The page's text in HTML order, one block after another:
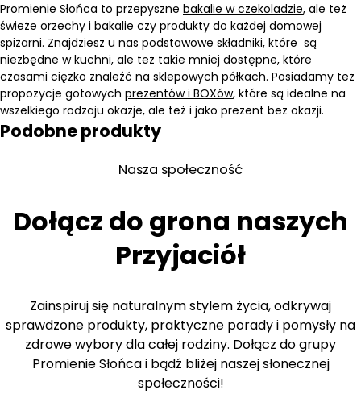
Promienie Słońca to przepyszne bakalie w czekoladzie, ale też
świeże orzechy i bakalie czy produkty do każdej domowej
spiżarni. Znajdziesz u nas podstawowe składniki, które są
niezbędne w kuchni, ale też takie mniej dostępne, które
czasami ciężko znaleźć na sklepowych półkach. Posiadamy też
propozycje gotowych prezentów i BOXów, które są idealne na
wszelkiego rodzaju okazje, ale też i jako prezent bez okazji.
Podobne produkty
Nasza społeczność
Dołącz do grona naszych
Przyjaciół
Zainspiruj się naturalnym stylem życia, odkrywaj
sprawdzone produkty, praktyczne porady i pomysły na
zdrowe wybory dla całej rodziny. Dołącz do grupy
Promienie Słońca i bądź bliżej naszej słonecznej
społeczności!